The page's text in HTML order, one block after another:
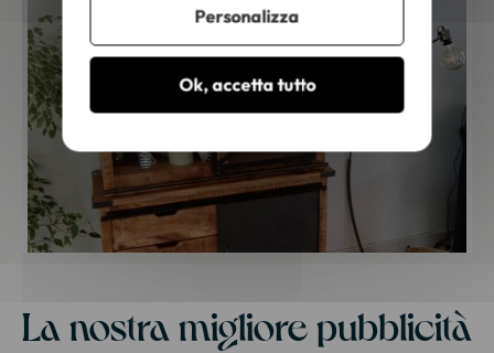
La nostra migliore pubblicità
Ok, accetta tutto
Personalizza